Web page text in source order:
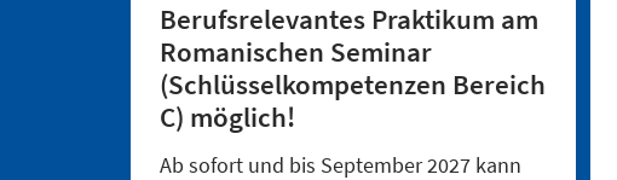
Berufsrelevantes Praktikum am
Romanischen Seminar
(Schlüsselkompetenzen Bereich
C) möglich!
Ab sofort und bis September 2027 kann